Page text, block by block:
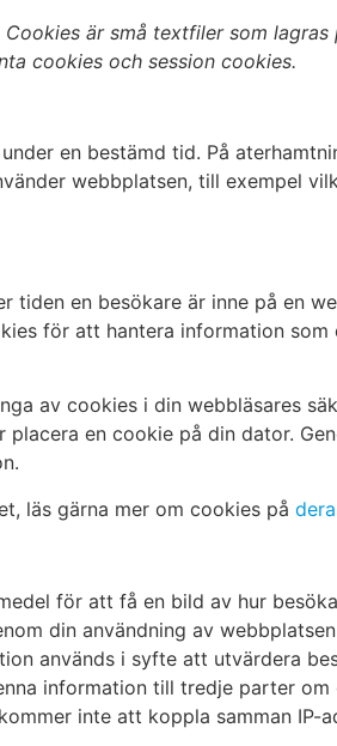
är små textfiler som
cookies och session cookies.
en bestämd tid. På
webbplatsen, till exempel
tiden en besökare är inne på en
för att hantera information
av cookies i din webbläsares
en cookie på din dator.
läs gärna mer om cookies på
för att få en bild av hur
din användning av
används i syfte att utvärdera
information till tredje parter
inte att koppla samman IP-